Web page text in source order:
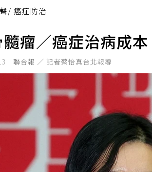
/ 癌症防治
瘤／癌症治病成
聯合報 ／ 記者蔡怡真台北報導